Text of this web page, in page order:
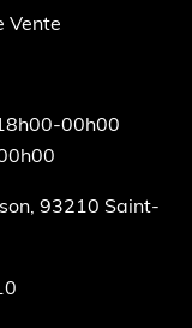
Vente
00h00
93210 Saint-